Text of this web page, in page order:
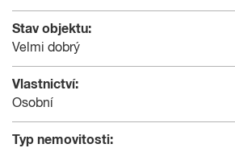
Stav objektu:
Velmi dobrý
Vlastnictví:
Osobní
Typ nemovitosti: